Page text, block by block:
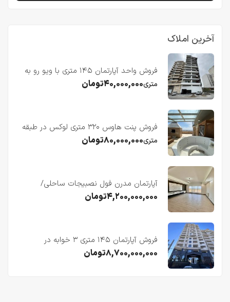
آخرین املاک
فروش واحد آپارتمان ۱۴۵ متری با ویو رو به
دریا در فریدونکنار
متری۴۰,۰۰۰,۰۰۰تومان
فروش پنت هاوس ۳۲۰ متری لوکس در طبقه
چهاردهم فریدونکنار
متری۸۰,۰۰۰,۰۰۰تومان
آپارتمان مدرن فول نصبیجات ساحلی/
فریدونکنار
۴,۲۰۰,۰۰۰,۰۰۰تومان
فروش آپارتمان ۱۴۵ متری ۳ خوابه در
فریدونکنار
۸,۷۰۰,۰۰۰,۰۰۰تومان